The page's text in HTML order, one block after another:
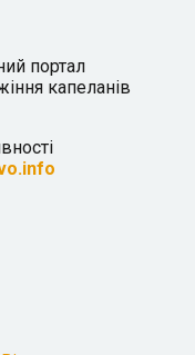
портал
капеланів